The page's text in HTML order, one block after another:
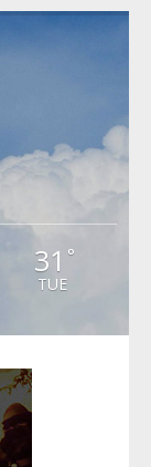
31 °
TUE